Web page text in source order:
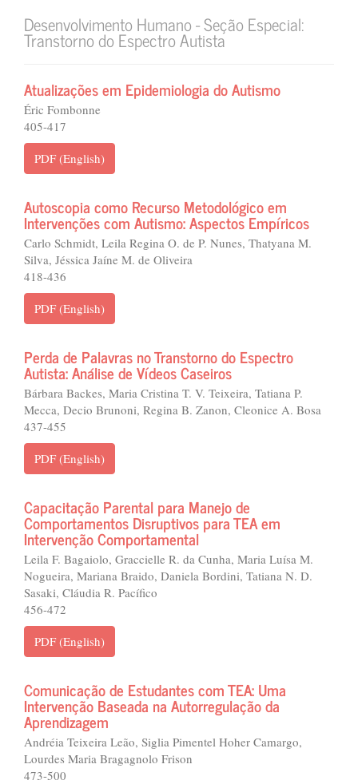
Desenvolvimento Humano - Seção Especial:
Transtorno do Espectro Autista
Atualizações em Epidemiologia do Autismo
Éric Fombonne
405-417
PDF (English)
Autoscopia como Recurso Metodológico em
Intervenções com Autismo: Aspectos Empíricos
Carlo Schmidt, Leila Regina O. de P. Nunes, Thatyana M.
Silva, Jéssica Jaíne M. de Oliveira
418-436
PDF (English)
Perda de Palavras no Transtorno do Espectro
Autista: Análise de Vídeos Caseiros
Bárbara Backes, Maria Cristina T. V. Teixeira, Tatiana P.
Mecca, Decio Brunoni, Regina B. Zanon, Cleonice A. Bosa
437-455
PDF (English)
Capacitação Parental para Manejo de
Comportamentos Disruptivos para TEA em
Intervenção Comportamental
Leila F. Bagaiolo, Graccielle R. da Cunha, Maria Luísa M.
Nogueira, Mariana Braido, Daniela Bordini, Tatiana N. D.
Sasaki, Cláudia R. Pacífico
456-472
PDF (English)
Comunicação de Estudantes com TEA: Uma
Intervenção Baseada na Autorregulação da
Aprendizagem
Andréia Teixeira Leão, Siglia Pimentel Hoher Camargo,
Lourdes Maria Bragagnolo Frison
473-500